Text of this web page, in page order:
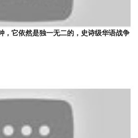
，它依然是独一无二的，史诗级华语战争